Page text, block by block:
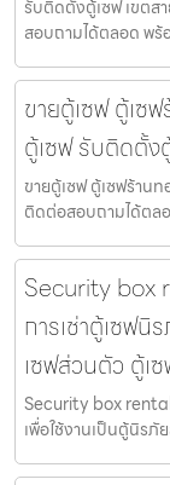
รับติดตั้งตู้เซฟ เขตส
สอบถามได้ตลอด พร้
ขายตู้เซฟ ตู้เซ
ตู้เซฟ รับติดตั้ง
ขายตู้เซฟ ตู้เซฟร้าน
ติดต่อสอบถามได้ตล
Security box
การเช่าตู้เซฟนิ
เซฟส่วนตัว ตู้เ
Security box
เพื่อใช้งานเป็นตู้นิร